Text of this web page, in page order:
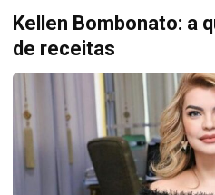
Kellen Bombonato: a
de receitas